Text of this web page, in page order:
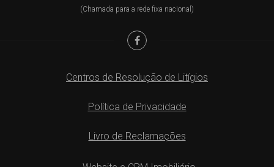
(Chamada para a rede fixa nacional)
Centros de Resolução de Litígios
Política de Privacidade
Livro de Reclamações